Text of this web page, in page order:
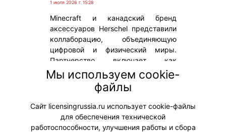
1 июля 2026 г. 15:28
Minecraft и канадский бренд
аксессуаров Herschel представили
коллаборацию, объединяющую
цифровой и физический миры.
Партнерство включает как
внутриигровой контент, так и
коллекцию реальных аксессуаров
в фирменной эстетике популярной
франшизы.
#Коллаборации
Мы используем cookie-
файлы
Сайт licensingrussia.ru использует cookie-файлы
для обеспечения технической
работоспособности, улучшения работы и сбора